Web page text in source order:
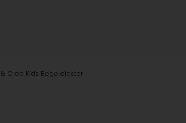
Crea Kids Begeleidster